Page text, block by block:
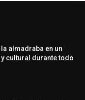
almadraba en un
cultural durante todo